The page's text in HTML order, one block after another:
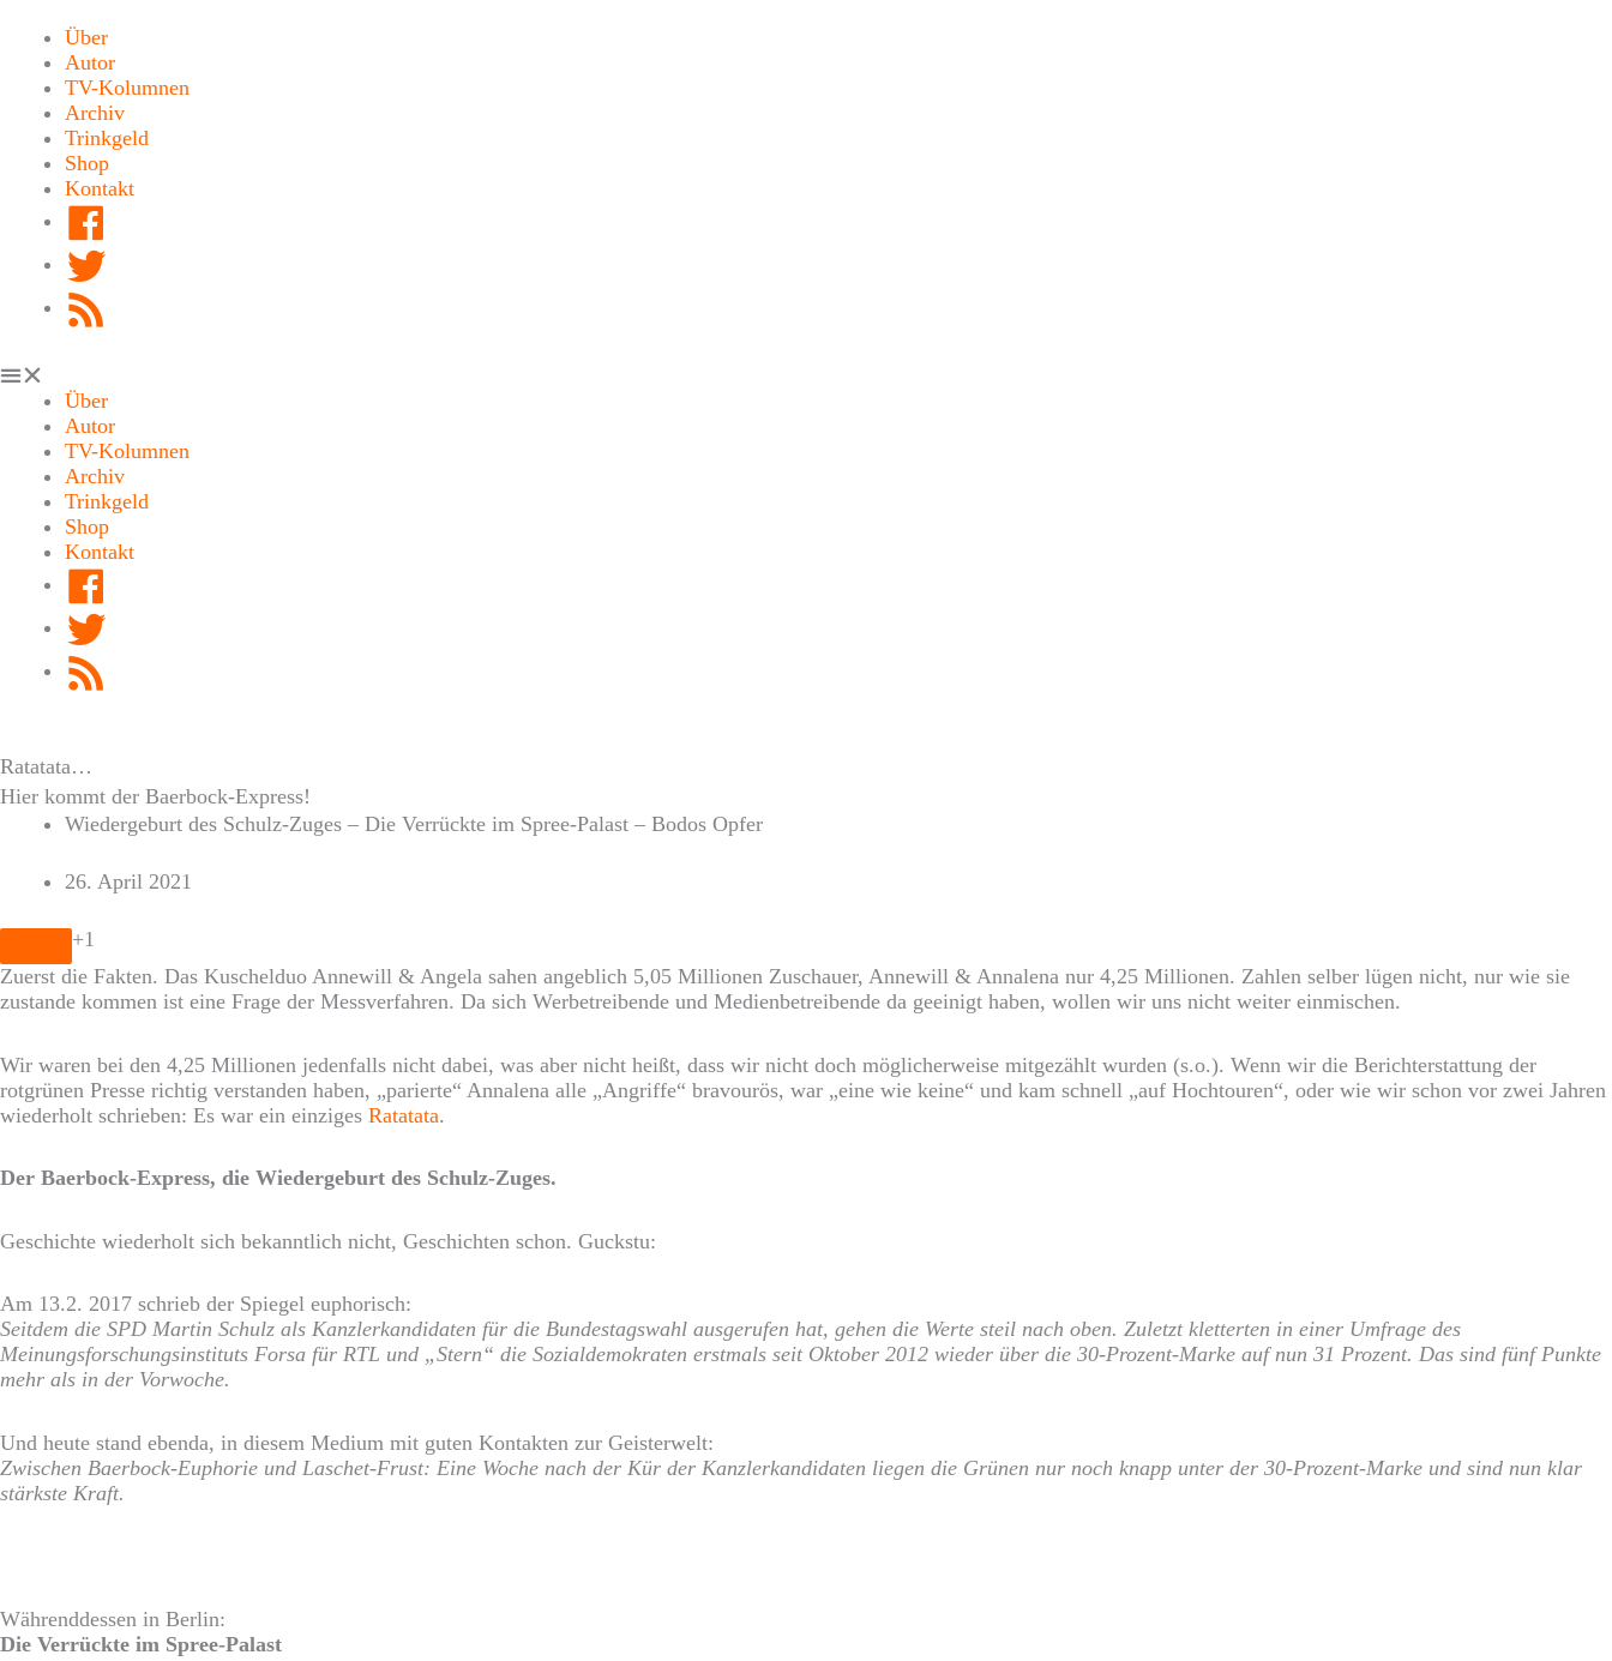
Inhalt
springen
Über
Autor
TV-Kolumnen
Archiv
Trinkgeld
Shop
Kontakt
Über
Autor
TV-Kolumnen
Archiv
Trinkgeld
Shop
Kontakt
Ratatata…
Hier kommt der Baerbock-Express!
Wiedergeburt des Schulz-Zuges – Die Verrückte im Spree-Palast – Bodos Opfer
26. April 2021
+1
Zuerst die Fakten. Das Kuschelduo Annewill & Angela sahen angeblich 5,05 Millionen Zuschauer, Annewill & Annalena nur 4,25 Millionen. Zahlen selber lügen nicht, nur wie sie
zustande kommen ist eine Frage der Messverfahren. Da sich Werbetreibende und Medienbetreibende da geeinigt haben, wollen wir uns nicht weiter einmischen.
Wir waren bei den 4,25 Millionen jedenfalls nicht dabei, was aber nicht heißt, dass wir nicht doch möglicherweise mitgezählt wurden (s.o.). Wenn wir die Berichterstattung der
rotgrünen Presse richtig verstanden haben, „parierte“ Annalena alle „Angriffe“ bravourös, war „eine wie keine“ und kam schnell „auf Hochtouren“, oder wie wir schon vor zwei Jahren
wiederholt schrieben: Es war ein einziges Ratatata.
Der Baerbock-Express, die Wiedergeburt des Schulz-Zuges.
Geschichte wiederholt sich bekanntlich nicht, Geschichten schon. Guckstu:
Am 13.2. 2017 schrieb der Spiegel euphorisch:
Seitdem die SPD Martin Schulz als Kanzlerkandidaten für die Bundestagswahl ausgerufen hat, gehen die Werte steil nach oben. Zuletzt kletterten in einer Umfrage des
Meinungsforschungsinstituts Forsa für RTL und „Stern“ die Sozialdemokraten erstmals seit Oktober 2012 wieder über die 30-Prozent-Marke auf nun 31 Prozent. Das sind fünf Punkte
mehr als in der Vorwoche.
Und heute stand ebenda, in diesem Medium mit guten Kontakten zur Geisterwelt:
Zwischen Baerbock-Euphorie und Laschet-Frust: Eine Woche nach der Kür der Kanzlerkandidaten liegen die Grünen nur noch knapp unter der 30-Prozent-Marke und sind nun klar
stärkste Kraft.
Währenddessen in Berlin:
Die Verrückte im Spree-Palast